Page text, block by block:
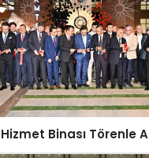
Binası Törenle